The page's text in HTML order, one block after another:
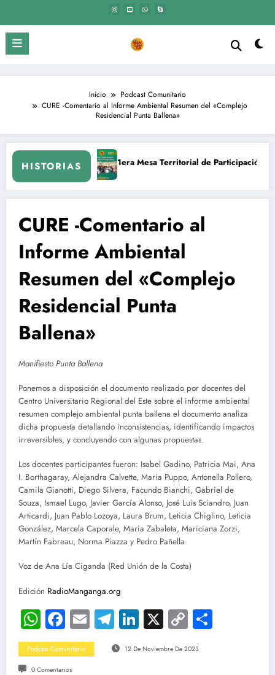
contenido
Inicio
Podcast Comunitario
CURE -Comentario al Informe Ambiental Resumen del «Complejo
Residencial Punta Ballena»
HISTORIAS 1era Mesa Territorial de Participación Ciudadana. Piriápolis –
El
CURE -Comentario al
Informe Ambiental
Resumen del «Complejo
Residencial Punta
Ballena»
Manifiesto Punta Ballena
Ponemos a disposición el documento realizado por docentes del
Centro Universitario Regional del Este sobre el informe ambiental
resumen complejo ambiental punta ballena el documento analiza
dicha propuesta detallando inconsistencias, identificando impactos
irreversibles, y concluyendo con algunas propuestas.
Los docentes participantes fueron: Isabel Gadino, Patricia Mai, Ana
I. Borthagaray, Alejandra Calvette, Maria Puppo, Antonella Pollero,
Camila Gianotti, Diego Silvera, Facundo Bianchi, Gabriel de
Souza, Ismael Lugo, Javier García Alonso, José Luis Sciandro, Juan
Articardi, Juan Pablo Lozoya, Laura Brum, Leticia Chiglino, Leticia
González, Marcela Caporale, Maria Zabaleta, Mariciana Zorzi,
Martín Fabreau, Norma Piazza y Pedro Pañella.
Voz de Ana Lía Ciganda (Red Unión de la Costa)
Edición RadioManganga.org
WhatsApp
Facebook
EmailTelegram
LinkedIn
X Copy
Link
Podcast Comunitario 12 De Noviembre De 2023
0 Comentarios